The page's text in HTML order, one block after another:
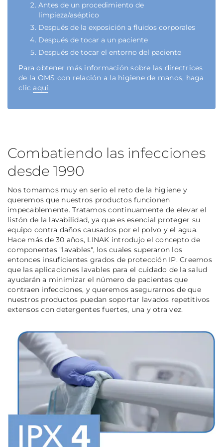
Antes de un procedimiento de
limpieza/aséptico
Después de la exposición a fluidos corporales
Después de tocar a un paciente
Después de tocar el entorno del paciente
Para obtener más información sobre las directrices
de la OMS con relación a la higiene de manos, haga
clic aquí.
Combatiendo las infecciones
desde 1990
Nos tomamos muy en serio el reto de la higiene y
queremos que nuestros productos funcionen
impecablemente. Tratamos continuamente de elevar el
listón de la lavabilidad, ya que es esencial proteger su
equipo contra daños causados por el polvo y el agua.
Hace más de 30 años, LINAK introdujo el concepto de
componentes "lavables", los cuales superaron los
entonces insuficientes grados de protección IP. Creemos
que las aplicaciones lavables para el cuidado de la salud
ayudarán a minimizar el número de pacientes que
contraen infecciones, y queremos asegurarnos de que
nuestros productos puedan soportar lavados repetitivos
extensos con detergentes fuertes, una y otra vez.